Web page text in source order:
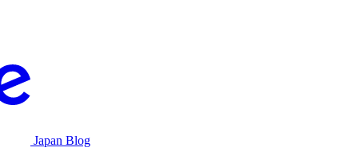
Japan Blog